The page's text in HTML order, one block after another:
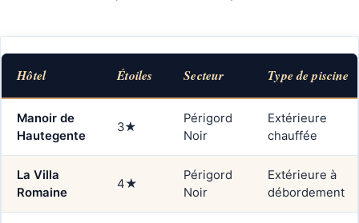
Hôtel Étoiles Secteur Type de piscine
Manoir de
Hautegente
3★
Périgord
Noir
Extérieure
chauffée
La Villa
Romaine
4★
Périgord
Noir
Extérieure à
débordement